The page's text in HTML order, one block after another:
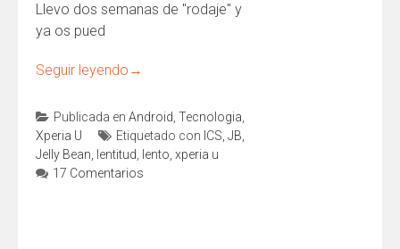
Llevo dos semanas de "rodaje" y
ya os pued
Seguir leyendo →
Publicada en Android Tecnologia
Xperia U
Etiquetado con ICS JB
Jelly Bean
lentitud lento xperia u
17 Comentarios